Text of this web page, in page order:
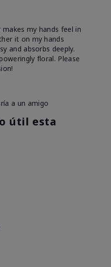
my hands feel in
it on my hands
and absorbs deeply.
floral. Please
a un amigo
útil esta